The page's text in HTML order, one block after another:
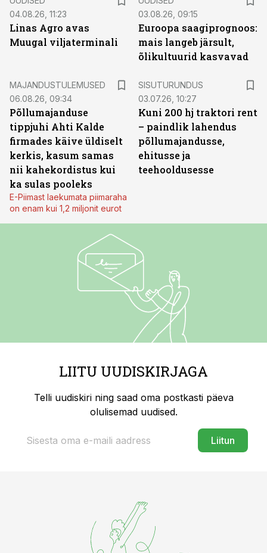
04.08.26, 11:23
Linas Agro avas
Muugal viljaterminali
03.08.26, 09:15
Euroopa saagiprognoos:
mais langeb järsult,
õlikultuurid kasvavad
MAJANDUSTULEMUSED
06.08.26, 09:34
Põllumajanduse
tippjuhi Ahti Kalde
firmades käive üldiselt
kerkis, kasum samas
nii kahekordistus kui
ka sulas pooleks
E-Piimast laekumata piimaraha
on enam kui 1,2 miljonit eurot
SISUTURUNDUS
03.07.26, 10:27
Kuni 200 hj traktori rent
– paindlik lahendus
põllumajandusse,
ehitusse ja
teehooldusesse
LIITU UUDISKIRJAGA
Telli uudiskiri ning saad oma postkasti päeva
olulisemad uudised.
Liitun